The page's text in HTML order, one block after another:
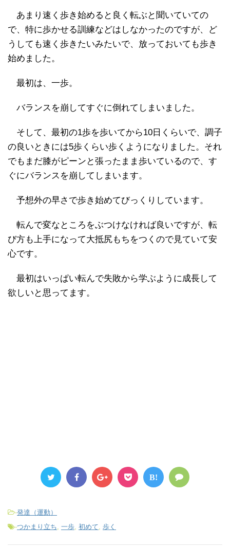
あまり速く歩き始めると良く転ぶと聞いていての
で、特に歩かせる訓練などはしなかったのですが、ど
うしても速く歩きたいみたいで、放っておいても歩き
始めました。
最初は、一歩。
バランスを崩してすぐに倒れてしまいました。
そして、最初の1歩を歩いてから10日くらいで、調子
の良いときには5歩くらい歩くようになりました。それ
でもまだ膝がピーンと張ったまま歩いているので、す
ぐにバランスを崩してしまいます。
予想外の早さで歩き始めてびっくりしています。
転んで変なところをぶつけなければ良いですが、転
び方も上手になって大抵尻もちをつくので見ていて安
心です。
最初はいっぱい転んで失敗から学ぶように成長して
欲しいと思ってます。
B!
-発達（運動）
-つかまり立ち, 一歩, 初めて, 歩く